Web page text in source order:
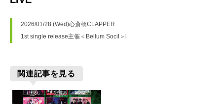
2026/01/28 (Wed)心斎橋CLAPPER
1st single release主催＜Bellum Socil＞l
関連記事を見る